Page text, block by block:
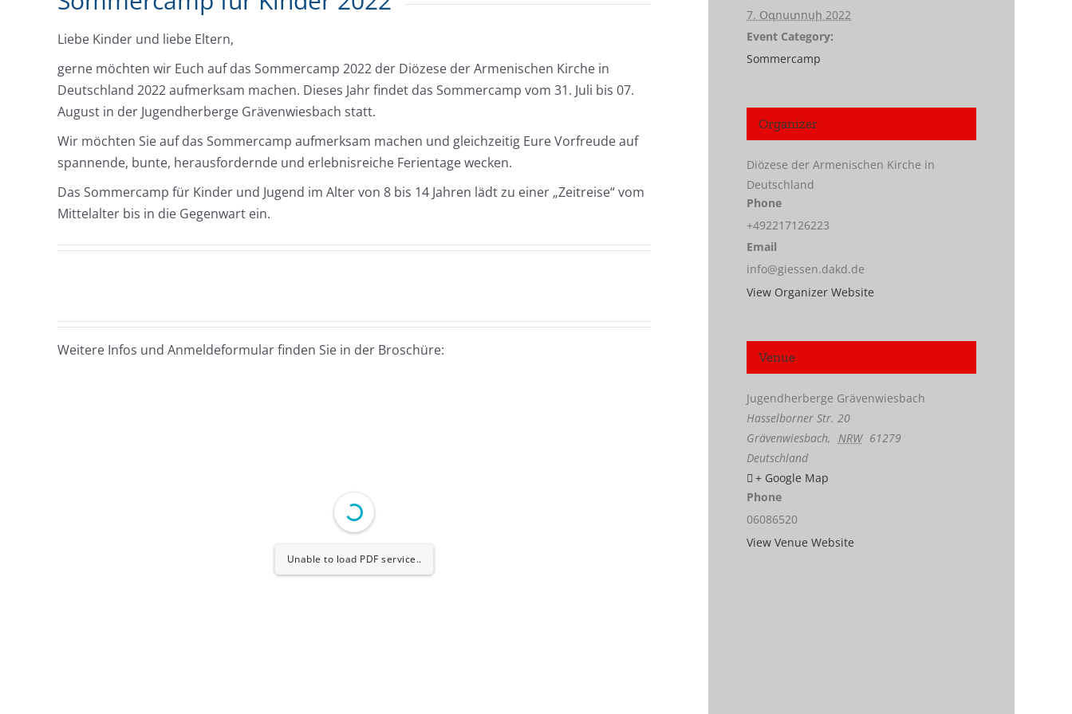
Liebe Kinder und liebe Eltern,
gerne möchten wir Euch auf das Sommercamp 2022 der Diözese der Armenischen Kirche in
Deutschland 2022 aufmerksam machen. Dieses Jahr findet das Sommercamp vom 31. Juli bis 07.
August in der Jugendherberge Grävenwiesbach statt.
Wir möchten Sie auf das Sommercamp aufmerksam machen und gleichzeitig Eure Vorfreude auf
spannende, bunte, herausfordernde und erlebnisreiche Ferientage wecken.
Das Sommercamp für Kinder und Jugend im Alter von 8 bis 14 Jahren lädt zu einer „Zeitreise“ vom
Mittelalter bis in die Gegenwart ein.
Weitere Infos und Anmeldeformular finden Sie in der Broschüre:
Unable to load PDF service..
7. Օգոստոսի 2022
Event Category:
Sommercamp
Organizer
Diözese der Armenischen Kirche in
Deutschland
Phone
+492217126223
Email
info@giessen.dakd.de
View Organizer Website
Venue
Jugendherberge Grävenwiesbach
Hasselborner Str. 20
Grävenwiesbach, NRW 61279
Deutschland
+ Google Map
Phone
06086520
View Venue Website